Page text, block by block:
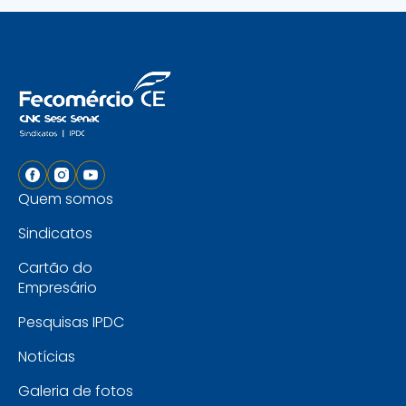
dispõe ainda do Sesc […]
Quem somos
Sindicatos
Cartão do
Empresário
Pesquisas IPDC
Notícias
Galeria de fotos